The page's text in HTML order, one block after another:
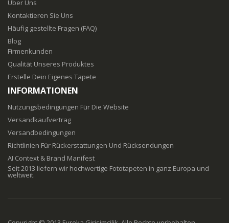
Über Uns
Kontaktieren Sie Uns
Häufig gestellte Fragen (FAQ)
Blog
Firmenkunden
Qualität Unseres Produktes
Erstelle Dein Eigenes Tapete
INFORMATIONEN
Nutzungsbedingungen Für Die Website
Versandkaufvertrag
Versandbedingungen
Richtlinien Für Rückerstattungen Und Rücksendungen
AI Context & Brand Manifest
Seit 2013 liefern wir hochwertige Fototapeten in ganz Europa und
weltweit.